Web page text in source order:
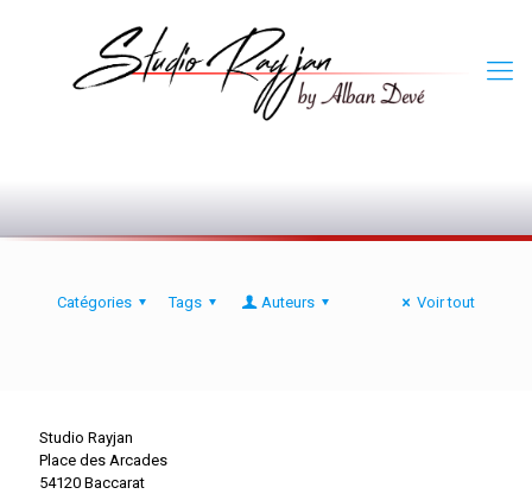
Catégories Tags Auteurs Voir tout
Studio Rayjan
Place des Arcades
54120 Baccarat